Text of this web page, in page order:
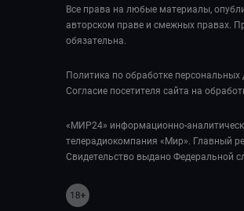
Все права на любые материалы,
авторском праве и смежных правах.
обязательна.
Политика по обработке персональных
Согласие посетителя сайта на
«МИР24» информационно-
телерадиокомпания «Мир». Главный
Свидетельство выдано Федеральной